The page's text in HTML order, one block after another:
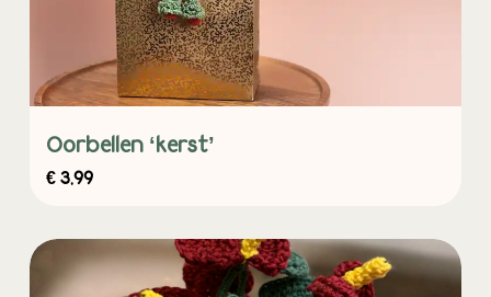
Oorbellen ‘kerst’
€3,99